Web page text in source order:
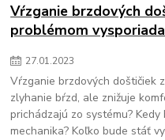
Vŕzganie brzdových
problémom
27.01.2023
Vŕzganie brzdových doštičiek
zlyhanie bŕzd, ale znižuje
prichádzajú zo systému?
mechanika? Koľko bude stáť